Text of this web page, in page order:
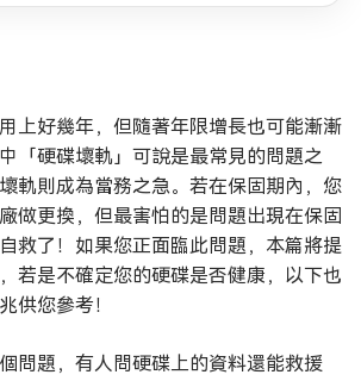
上好幾年，但隨著年限增長也可能漸漸
「硬碟壞軌」可說是最常見的問題之
軌則成為當務之急。若在保固期內，您
做更換，但最害怕的是問題出現在保固
救了！如果您正面臨此問題，本篇將提
若是不確定您的硬碟是否健康，以下也
供您參考！
問題，有人問硬碟上的資料還能救援